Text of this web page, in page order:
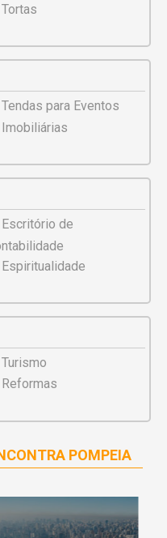
Tortas
Tendas para Eventos
Imobiliárias
Escritório de
Espiritualidade
Turismo
Reformas
POMPEIA